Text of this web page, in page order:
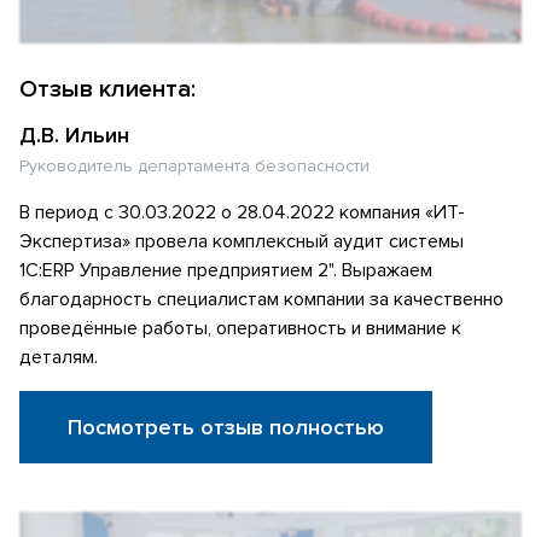
Отзыв клиента:
Д.В. Ильин
Руководитель департамента безопасности
В период с 30.03.2022 о 28.04.2022 компания «ИТ-
Экспертиза» провела комплексный аудит системы
1С:ERP Управление предприятием 2". Выражаем
благодарность специалистам компании за качественно
проведённые работы, оперативность и внимание к
деталям.
Посмотреть отзыв полностью